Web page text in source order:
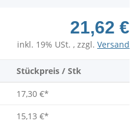
21,62 €
inkl. 19% USt. , zzgl. Versand
Stückpreis / Stk
17,30 €*
15,13 €*